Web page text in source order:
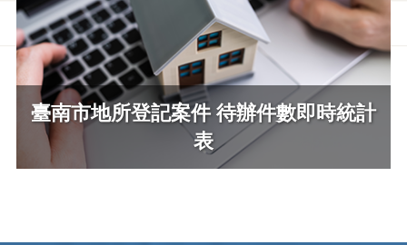
臺南市地所登記案件 待辦件數即時統計
表